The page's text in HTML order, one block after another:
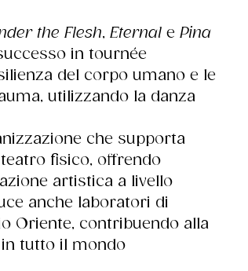
the Flesh, Eternal e Pina
in tournée
del corpo umano e le
utilizzando la danza
che supporta
fisico, offrendo
artistica a livello
anche laboratori di
Oriente, contribuendo alla
tutto il mondo​